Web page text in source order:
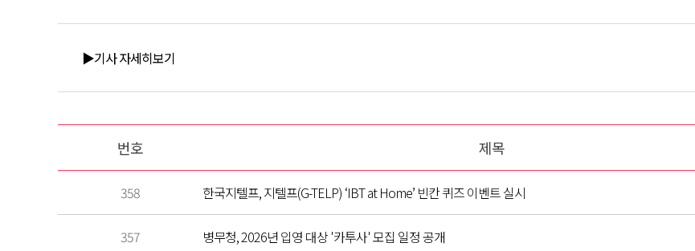
▶기사 자세히보기
번호 제목
358 한국지텔프, 지텔프(G-TELP) ‘IBT at Home’ 빈칸 퀴즈 이벤트 실시
357 병무청, 2026년 입영 대상 '카투사' 모집 일정 공개